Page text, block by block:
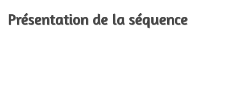
Présentation de la séquence